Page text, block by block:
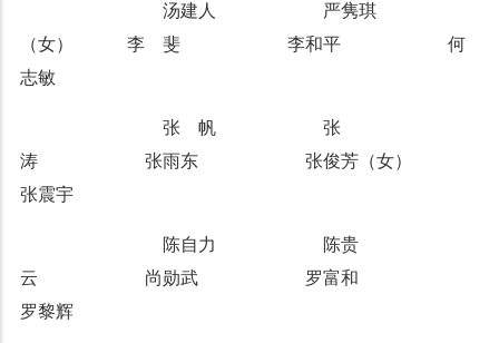
汤建人 严隽琪
（女） 李 斐 李和平 何
志敏
张 帆 张
涛 张雨东 张俊芳（女）
张震宇
陈自力 陈贵
云 尚勋武 罗富和
罗黎辉